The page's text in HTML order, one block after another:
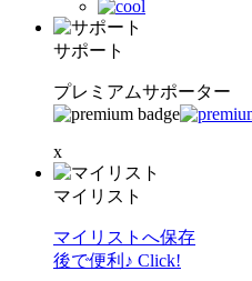
サポート
プレミアムサポーター
x
マイリスト
マイリストへ保存
後で便利♪ Click!